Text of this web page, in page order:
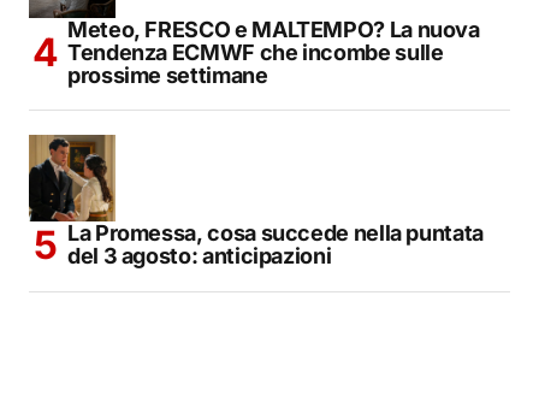
Meteo, FRESCO e MALTEMPO? La nuova
Tendenza ECMWF che incombe sulle
prossime settimane
La Promessa, cosa succede nella puntata
del 3 agosto: anticipazioni